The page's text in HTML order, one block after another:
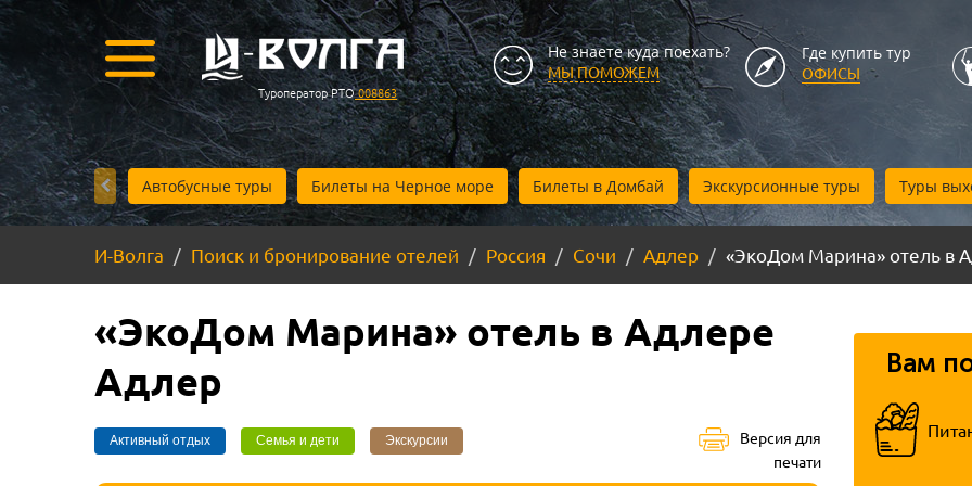
Туроператор РТО008863
Не знаете куда поехать?
МЫ ПОМОЖЕМ
Где купить тур
ОФИСЫ
Автобусные туры Билеты на Черное море Билеты в Домбай Экскурсионные туры Туры
И-Волга Поиск и бронирование отелей Россия Сочи Адлер «ЭкоДом Марина» отель в
«ЭкоДом Марина» отель в Адлере
Адлер
Активный отдых Семья и дети Экскурсии
Версия для
печати
Вам